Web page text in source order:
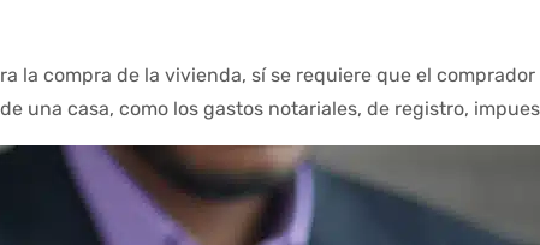
la compra de la vivienda, sí se requiere que el
una casa, como los gastos notariales, de registro,